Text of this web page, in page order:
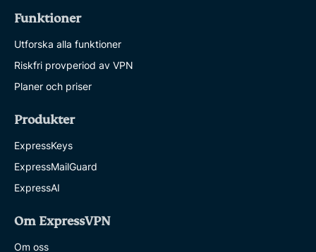
Funktioner
Utforska alla funktioner
Riskfri provperiod av VPN
Planer och priser
Produkter
ExpressKeys
ExpressMailGuard
ExpressAI
Om ExpressVPN
Om oss